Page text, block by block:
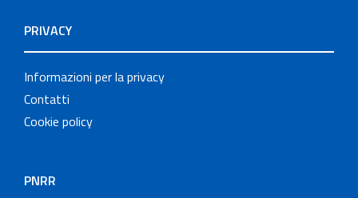
PRIVACY
Informazioni per la privacy
Contatti
Cookie policy
PNRR